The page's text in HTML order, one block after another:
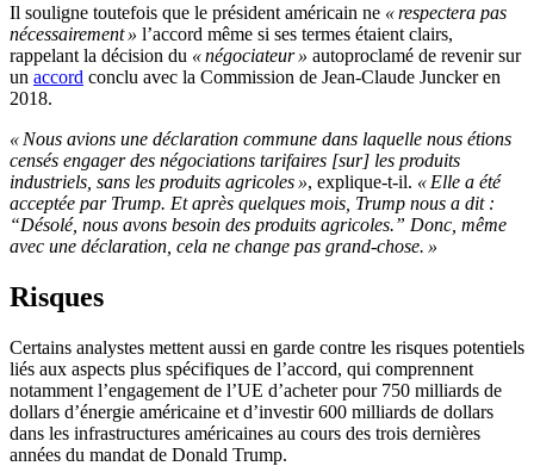
Il souligne toutefois que le président américain ne « respectera pas
nécessairement » l’accord même si ses termes étaient clairs,
rappelant la décision du « négociateur » autoproclamé de revenir sur
un accord conclu avec la Commission de Jean-Claude Juncker en
2018.
« Nous avions une déclaration commune dans laquelle nous étions
censés engager des négociations tarifaires [sur] les produits
industriels, sans les produits agricoles », explique-t-il. « Elle a été
acceptée par Trump. Et après quelques mois, Trump nous a dit :
“Désolé, nous avons besoin des produits agricoles.” Donc, même
avec une déclaration, cela ne change pas grand-chose. »
Risques
Certains analystes mettent aussi en garde contre les risques potentiels
liés aux aspects plus spécifiques de l’accord, qui comprennent
notamment l’engagement de l’UE d’acheter pour 750 milliards de
dollars d’énergie américaine et d’investir 600 milliards de dollars
dans les infrastructures américaines au cours des trois dernières
années du mandat de Donald Trump.